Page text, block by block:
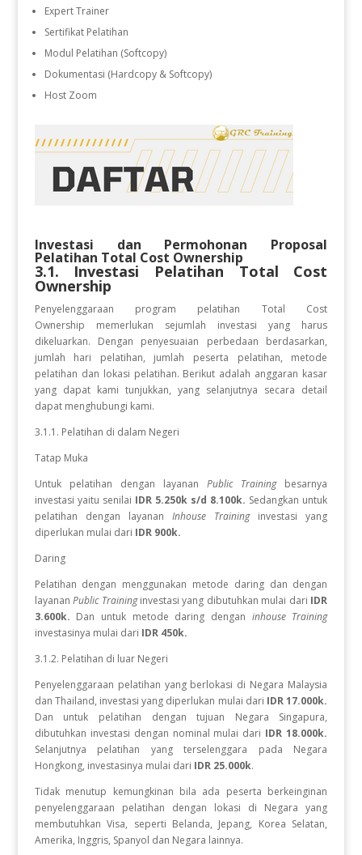
Expert Trainer
Sertifikat Pelatihan
Modul Pelatihan (Softcopy)
Dokumentasi (Hardcopy & Softcopy)
Host Zoom
Investasi dan Permohonan Proposal
Pelatihan Total Cost Ownership
3.1. Investasi Pelatihan Total Cost
Ownership
Penyelenggaraan program pelatihan Total Cost
Ownership memerlukan sejumlah investasi yang harus
dikeluarkan. Dengan penyesuaian perbedaan berdasarkan,
jumlah hari pelatihan, jumlah peserta pelatihan, metode
pelatihan dan lokasi pelatihan. Berikut adalah anggaran kasar
yang dapat kami tunjukkan, yang selanjutnya secara detail
dapat menghubungi kami.
3.1.1. Pelatihan di dalam Negeri
Tatap Muka
Untuk pelatihan dengan layanan Public Trainingbesarnya
investasi yaitu senilai IDR 5.250k s/d 8.100k. Sedangkan untuk
pelatihan dengan layanan Inhouse Training investasi yang
diperlukan mulai dari IDR 900k.
Daring
Pelatihan dengan menggunakan metode daring dan dengan
layananPublic Traininginvestasi yang dibutuhkan mulai dari IDR
3.600k. Dan untuk metode daring dengan inhouse Training
investasinya mulai dari IDR 450k.
3.1.2. Pelatihan di luar Negeri
Penyelenggaraan pelatihan yang berlokasi di Negara Malaysia
dan Thailand, investasi yang diperlukan mulai dari IDR 17.000k.
Dan
untuk pelatihan dengan tujuan Negara
Singapura,
dibutuhkan investasi dengan nominal mulai dari IDR 18.000k.
Selanjutnya pelatihan yang terselenggara pada Negara
Hongkong, investasinya mulai dari IDR 25.000k.
Tidak menutup kemungkinan bila ada peserta berkeinginan
penyelenggaraan pelatihan dengan lokasi di Negara yang
membutuhkan Visa, seperti Belanda, Jepang, Korea Selatan,
Amerika, Inggris, Spanyol dan Negara lainnya.